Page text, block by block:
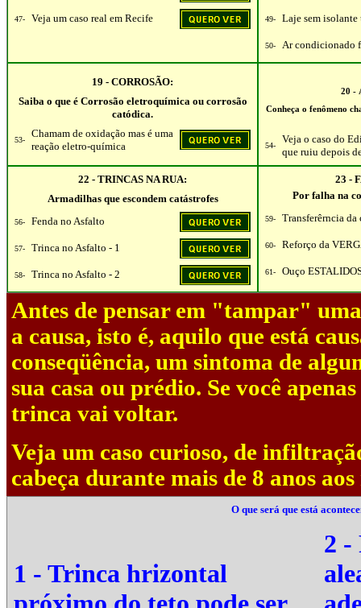
47- Veja um caso real em Recife 49- Laje sem isolante
50- Ar condicionado
19 - CORROSÃO:
Saiba o que é Corrosão eletroquímica ou corrosão
catódica.
53-
Chamam de oxidação mas é uma
reação eletro-química
20 -
Conheça o fenômeno
54-
Veja o caso do
que ruiu depois
22 - TRINCAS NA RUA:
Armadilhas que escondem catástrofes
56- Fenda no Asfalto
57- Trinca no Asfalto - 1
58- Trinca no Asfalto - 2
23 -
Por falha na
59- Transferêrncia da
60- Reforço da
61- Ouço
Antes de pensar em "tampar"
a causa, isto é, aquilo que está
conseqüência, um sintoma de
sua casa ou prédio. Se você
trinca vai voltar.
Veja um caso curioso, de
cabeça durante mais de 8 anos
O que será que está
1 - Trinca hrizontal
2 -